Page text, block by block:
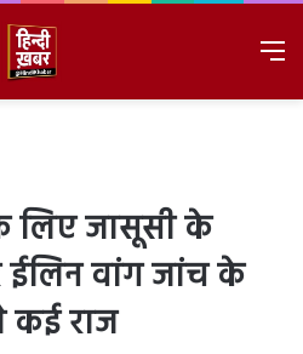
लिए जासूसी के
ईलिन वांग जांच के
कई राज